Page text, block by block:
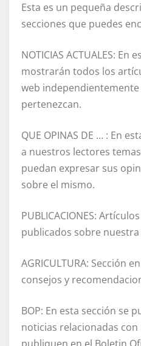
Esta es un pequeña
secciones que puedes
NOTICIAS ACTUALES: En
mostrarán todos los
web independientemente
pertenezcan.
QUE OPINAS DE … : En
a nuestros lectores
puedan expresar sus
sobre el mismo.
PUBLICACIONES:
publicados sobre
AGRICULTURA: Sección
consejos y
BOP: En esta sección se
noticias relacionadas